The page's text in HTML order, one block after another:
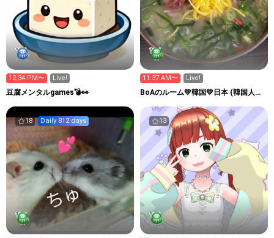
12:34 PM〜 Live!
豆腐メンタルgames💣👀
11:37 AM〜 Live!
BoAのルーム💛韓国💛日本 (韓国人で
18 Daily 812 days 13